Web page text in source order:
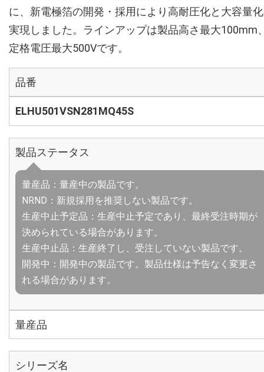
に、新電極箔の開発・採用により高耐圧化と大容量
実現しました。ラインアップは製品高さ最大100mm
定格電圧最大500Vです。
品番
ELHU501VSN281MQ45S
製品ステータス
量産品：量産中の製品です。
NRND：新規採用を推奨しない製品です。
生産中止予定品：生産中止予定であり、最終受注時期が
決められている場合があります。
生産中止品：生産終了し、受注していない製品です。
開発中：開発中の製品です。製品仕様は予告なく変更さ
れる場合があります。
量産品
シリーズ名